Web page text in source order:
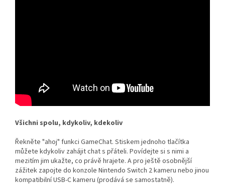
Všichni spolu, kdykoliv, kdekoliv
Řekněte "ahoj" funkci GameChat. Stiskem jednoho tlačítka
můžete kdykoliv zahájit chat s přáteli. Povídejte si s nimi a
mezitím jim ukažte, co právě hrajete. A pro ještě osobnější
zážitek zapojte do konzole Nintendo Switch 2 kameru nebo jinou
kompatibilní USB-C kameru (prodává se samostatně).